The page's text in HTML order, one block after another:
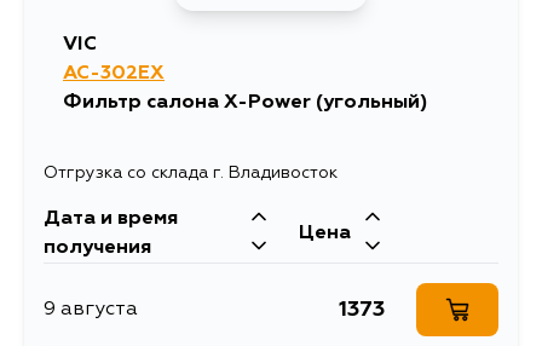
VIC
AC-302EX
Фильтр салона X-Power (угольный)
Отгрузка со склада г. Владивосток
Дата и время
получения
Цена
9 августа 1373